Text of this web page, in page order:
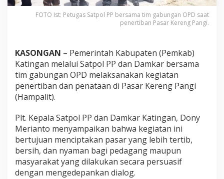
FOTO Ist: Petugas Satpol PP bersama tim gabungan OPD saat
penertiban Pasar Kereng Pangi.
KASONGAN – Pemerintah Kabupaten (Pemkab)
Katingan melalui Satpol PP dan Damkar bersama
tim gabungan OPD melaksanakan kegiatan
penertiban dan penataan di Pasar Kereng Pangi
(Hampalit).
Plt. Kepala Satpol PP dan Damkar Katingan, Dony
Merianto menyampaikan bahwa kegiatan ini
bertujuan menciptakan pasar yang lebih tertib,
bersih, dan nyaman bagi pedagang maupun
masyarakat yang dilakukan secara persuasif
dengan mengedepankan dialog.